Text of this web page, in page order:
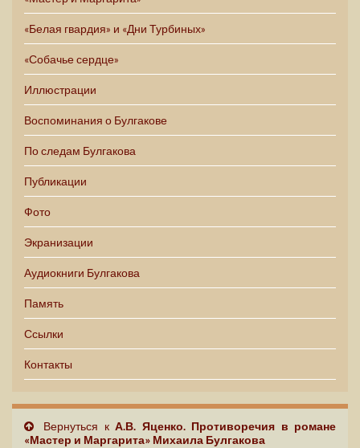
«Белая гвардия» и «Дни Турбиных»
«Собачье сердце»
Иллюстрации
Воспоминания о Булгакове
По следам Булгакова
Публикации
Фото
Экранизации
Аудиокниги Булгакова
Память
Ссылки
Контакты
Вернуться кА.В. Яценко. Противоречия в романе
«Мастер и Маргарита» Михаила Булгакова